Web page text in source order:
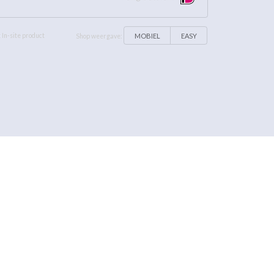
In-site product Shop weergave: MOBIEL EASY